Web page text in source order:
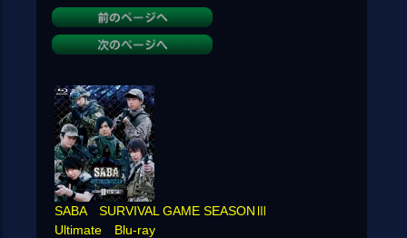
SABA SURVIVAL GAME SEASONⅢ
Ultimate Blu-ray